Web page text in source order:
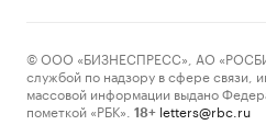
© ООО «БИЗНЕСПРЕСС», АО
службой по надзору в сфере связи,
массовой информации выдано
пометкой «РБК».
18+ letters@rbc.ru